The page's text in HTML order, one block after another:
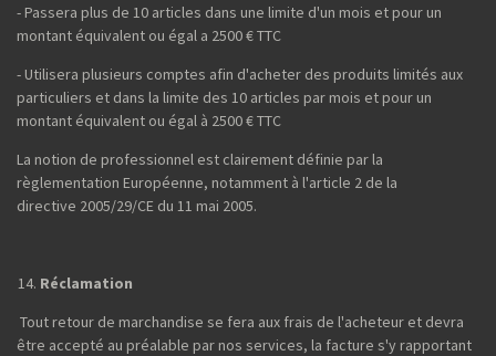
- Passera plus de 10 articles dans une limite d'un mois et pour un
montant équivalent ou égal a 2500 € TTC
- Utilisera plusieurs comptes afin d'acheter des produits limités aux
particuliers et dans la limite des 10 articles par mois et pour un
montant équivalent ou égal à 2500 € TTC
La notion de professionnel est clairement définie par la
règlementation Européenne, notamment à l'article 2 de la
directive 2005/29/CE du 11 mai 2005.
Réclamation
Tout retour de marchandise se fera aux frais de l'acheteur et devra
être accepté au préalable par nos services, la facture s'y rapportant